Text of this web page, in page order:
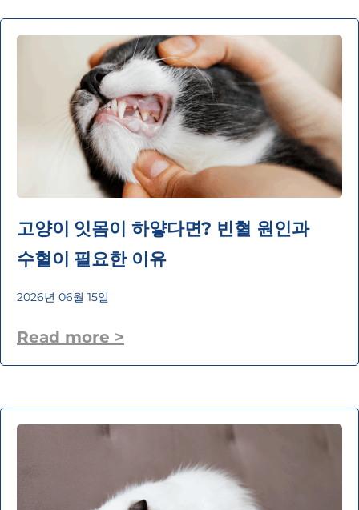
고양이 잇몸이 하얗다면? 빈혈 원인과
수혈이 필요한 이유
2026년 06월 15일
Read more >